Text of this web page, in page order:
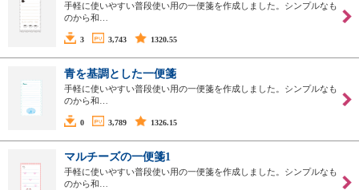
手軽に使いやすい普段使い用の一便箋を作成しました。シンプルなも
のから和…
3 3,743 1320.55
青を基調とした一便箋
手軽に使いやすい普段使い用の一便箋を作成しました。シンプルなも
のから和…
0 3,789 1326.15
マルチーズの一便箋1
手軽に使いやすい普段使い用の一便箋を作成しました。シンプルなも
のから和…